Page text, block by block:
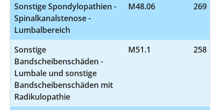
Sonstige Spondylopathien -
Spinalkanalstenose -
Lumbalbereich
M48.06 269
Sonstige
Bandscheibenschäden -
Lumbale und sonstige
Bandscheibenschäden mit
Radikulopathie
M51.1 258